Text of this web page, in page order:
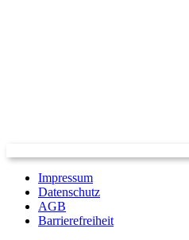
Impressum
Datenschutz
AGB
Barrierefreiheit